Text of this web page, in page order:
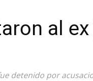
al
detenido por